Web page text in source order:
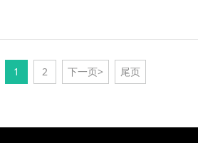
1 2 下一页> 尾页